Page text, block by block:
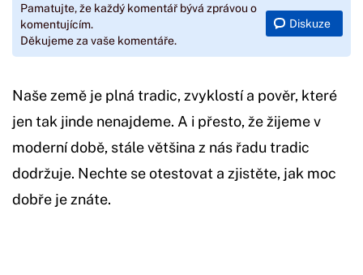
Pamatujte, že každý komentář bývá zprávou o
komentujícím.
Děkujeme za vaše komentáře.
Diskuze
Naše země je plná tradic, zvyklostí a pověr, které
jen tak jinde nenajdeme. A i přesto, že žijeme v
moderní době, stále většina z nás řadu tradic
dodržuje. Nechte se otestovat a zjistěte, jak moc
dobře je znáte.